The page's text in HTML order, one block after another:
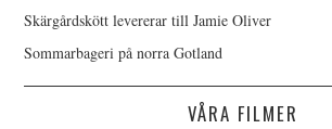
Skärgårdskött levererar till Jamie Oliver
Sommarbageri på norra Gotland
VÅRA FILMER